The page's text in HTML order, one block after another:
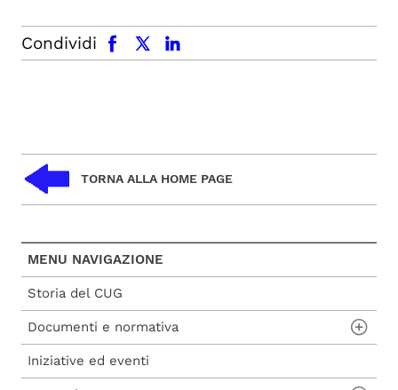
Condividi
facebook x.com linkedin
TORNA ALLA HOME PAGE
MENU NAVIGAZIONE
Storia del CUG
Documenti e normativa
Regolamento CUG
Iniziative ed eventi